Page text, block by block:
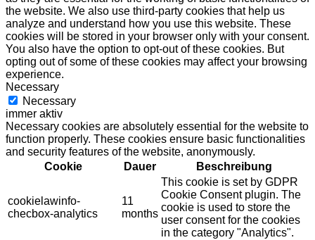
the website. We also use third-party cookies that help us
analyze and understand how you use this website. These
cookies will be stored in your browser only with your consent.
You also have the option to opt-out of these cookies. But
opting out of some of these cookies may affect your browsing
experience.
Necessary
Necessary
immer aktiv
Necessary cookies are absolutely essential for the website to
function properly. These cookies ensure basic functionalities
and security features of the website, anonymously.
Cookie
Dauer Beschreibung
cookielawinfo-
checbox-analytics
11
months
This cookie is set by GDPR
Cookie Consent plugin. The
cookie is used to store the
user consent for the cookies
in the category "Analytics".